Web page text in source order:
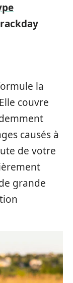
la
couvre
causés à
de votre
grande